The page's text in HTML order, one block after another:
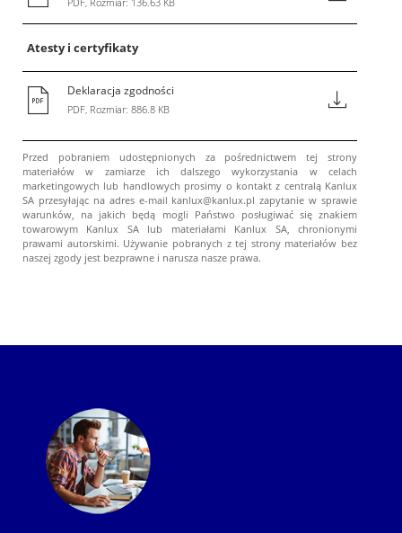
Atesty i certyfikaty
Deklaracja zgodności
PDF, Rozmiar: 886.8 KB
Przed pobraniem udostępnionych za pośrednictwem tej strony
materiałów w zamiarze ich dalszego wykorzystania w celach
marketingowych lub handlowych prosimy o kontakt z centralą Kanlux
SA przesyłając na adres e-mail kanlux@kanlux.pl zapytanie w sprawie
warunków, na jakich będą mogli Państwo posługiwać się znakiem
towarowym Kanlux SA lub materiałami Kanlux SA, chronionymi
prawami autorskimi. Używanie pobranych z tej strony materiałów bez
naszej zgody jest bezprawne i narusza nasze prawa.